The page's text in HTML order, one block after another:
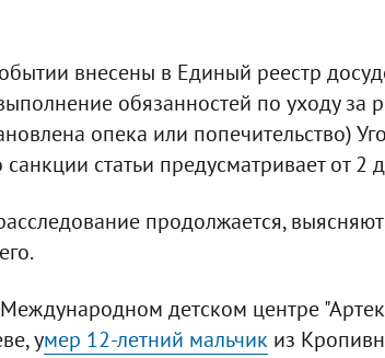
внесены в Единый реестр
обязанностей по уходу
опека или попечительство)
санкции статьи предусматривает от
продолжается,
детском центре
умер 12-летний мальчик из